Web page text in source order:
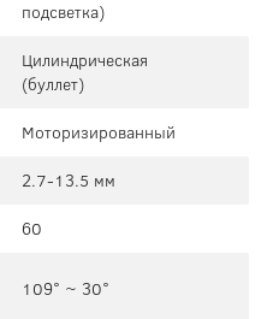
подсветка)
Цилиндрическая
(буллет)
Моторизированный
2.7-13.5 мм
60
109° ~ 30°